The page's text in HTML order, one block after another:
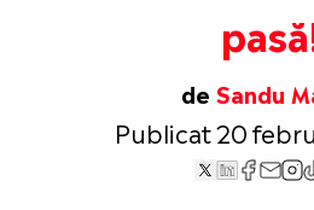
de Sandu
Publicat 20